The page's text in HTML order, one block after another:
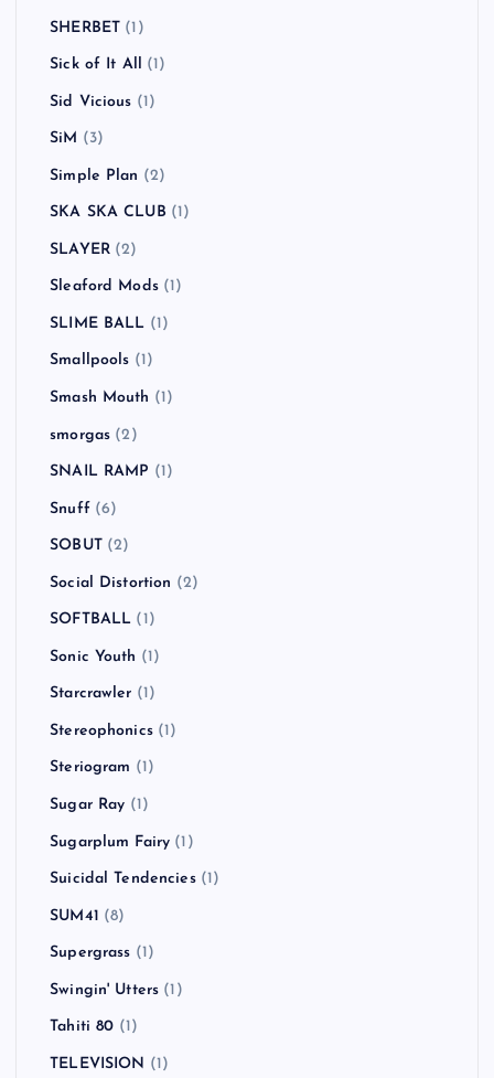
SHERBET (1)
Sick of It All (1)
Sid Vicious (1)
SiM (3)
Simple Plan (2)
SKA SKA CLUB (1)
SLAYER(2)
Sleaford Mods(1)
SLIME BALL (1)
Smallpools (1)
Smash Mouth (1)
smorgas (2)
SNAIL RAMP (1)
Snuff (6)
SOBUT(2)
Social Distortion (2)
SOFTBALL (1)
Sonic Youth (1)
Starcrawler (1)
Stereophonics(1)
Steriogram (1)
Sugar Ray (1)
Sugarplum Fairy (1)
Suicidal Tendencies(1)
SUM41 (8)
Supergrass (1)
Swingin' Utters (1)
Tahiti 80 (1)
TELEVISION (1)